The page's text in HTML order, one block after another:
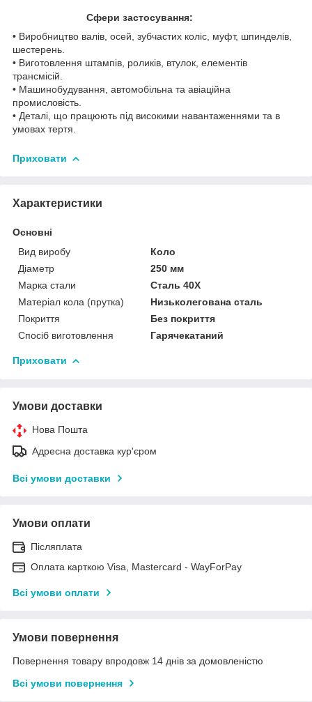
Сфери застосування:
• Виробництво валів, осей, зубчастих коліс, муфт, шпинделів,
шестерень.
• Виготовлення штампів, роликів, втулок, елементів
трансмісій.
• Машинобудування, автомобільна та авіаційна
промисловість.
• Деталі, що працюють під високими навантаженнями та в
умовах тертя.
Приховати
Характеристики
Основні
Вид виробу
Коло
Діаметр
250 мм
Марка стали
Сталь 40Х
Матеріал кола (прутка)
Низьколегована сталь
Покриття
Без покриття
Спосіб виготовлення
Гарячекатаний
Приховати
Умови доставки
Нова Пошта
Адресна доставка кур'єром
Всі умови доставки
Умови оплати
Післяплата
Оплата карткою Visa, Mastercard - WayForPay
Всі умови оплати
Умови повернення
Повернення товару впродовж 14 днів за домовленістю
Всі умови повернення